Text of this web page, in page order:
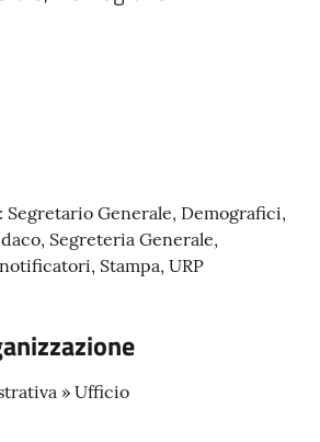
Generale, Demografici,
Segreteria Generale,
Stampa, URP
» Ufficio